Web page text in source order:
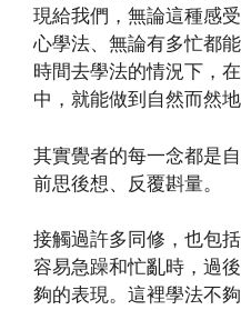
現給我們，無論這種感
心學法、無論有多忙都
時間去學法的情況下，
中，就能做到自然而然
其實覺者的每一念都是
前思後想、反覆斟量。
接觸過許多同修，也包
容易急躁和忙亂時，過
夠的表現。這裡學法不